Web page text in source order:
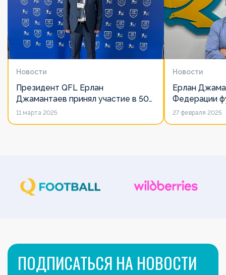
Новости
Президент QFL Ерлан
Джамантаев принял участие в 50-
м Общем собрании Европейских
11 марта 2025
Новости
Ерлан
Федерации
дорожит
27 февраля 2025
ПОДПИСАТЬСЯ НА НОВОСТИ